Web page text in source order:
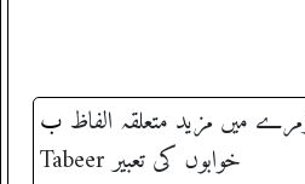
میں مزید متعلقہ الفاظ ب
Tabeer خوابوں کی تعبیر